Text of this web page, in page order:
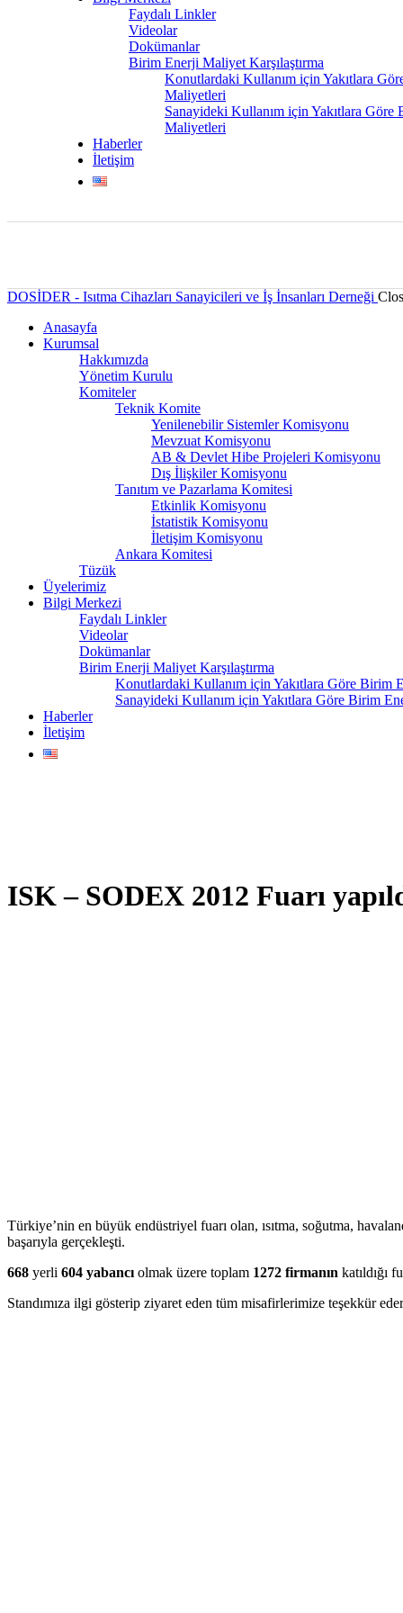
Faydalı Linkler
Videolar
Dokümanlar
Birim Enerji Maliyet Karşılaştırma
Konutlardaki Kullanım için Yakıtlara
Maliyetleri
Sanayideki Kullanım için Yakıtlara Göre
Maliyetleri
Haberler
İletişim
DOSİDER - Isıtma Cihazları Sanayicileri ve İş İnsanları Derneği
Anasayfa
Kurumsal
Hakkımızda
Yönetim Kurulu
Komiteler
Teknik Komite
Yenilenebilir Sistemler Komisyonu
Mevzuat Komisyonu
AB & Devlet Hibe Projeleri Komisyonu
Dış İlişkiler Komisyonu
Tanıtım ve Pazarlama Komitesi
Etkinlik Komisyonu
İstatistik Komisyonu
İletişim Komisyonu
Ankara Komitesi
Tüzük
Üyelerimiz
Bilgi Merkezi
Faydalı Linkler
Videolar
Dokümanlar
Birim Enerji Maliyet Karşılaştırma
Konutlardaki Kullanım için Yakıtlara Göre Birim
Sanayideki Kullanım için Yakıtlara Göre Birim
Haberler
İletişim
ISK – SODEX 2012 Fuarı
Türkiye’nin en büyük endüstriyel fuarı olan, ısıtma, soğutma,
başarıyla gerçekleşti.
668 yerli 604 yabancı olmak üzere toplam 1272 firmanın katıldığı
Standımıza ilgi gösterip ziyaret eden tüm misafirlerimize teşekkür